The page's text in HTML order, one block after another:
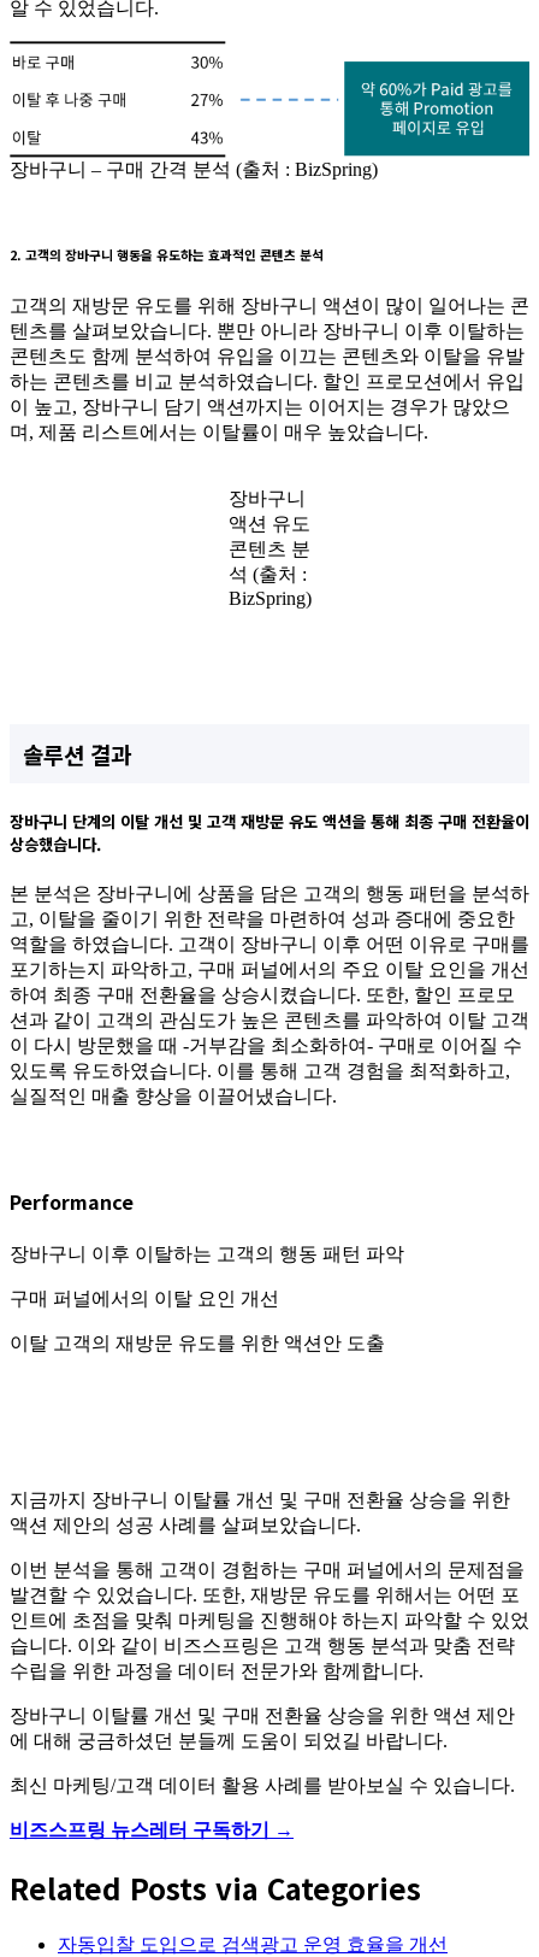
알 수 있었습니다.
장바구니 – 구매 간격 분석 (출처 : BizSpring)
2. 고객의 장바구니 행동을 유도하는 효과적인 콘텐츠 분석
고객의 재방문 유도를 위해 장바구니 액션이 많이 일어나는 콘
텐츠를 살펴보았습니다. 뿐만 아니라 장바구니 이후 이탈하는
콘텐츠도 함께 분석하여 유입을 이끄는 콘텐츠와 이탈을 유발
하는 콘텐츠를 비교 분석하였습니다. 할인 프로모션에서 유입
이 높고, 장바구니 담기 액션까지는 이어지는 경우가 많았으
며, 제품 리스트에서는 이탈률이 매우 높았습니다.
장바구니
액션 유도
콘텐츠 분
석 (출처 :
BizSpring)
솔루션 결과
장바구니 단계의 이탈 개선 및 고객 재방문 유도 액션을 통해 최종 구매 전환율이
상승했습니다.
본 분석은 장바구니에 상품을 담은 고객의 행동 패턴을 분석하
고, 이탈을 줄이기 위한 전략을 마련하여 성과 증대에 중요한
역할을 하였습니다. 고객이 장바구니 이후 어떤 이유로 구매를
포기하는지 파악하고, 구매 퍼널에서의 주요 이탈 요인을 개선
하여 최종 구매 전환율을 상승시켰습니다. 또한, 할인 프로모
션과 같이 고객의 관심도가 높은 콘텐츠를 파악하여 이탈 고객
이 다시 방문했을 때 -거부감을 최소화하여- 구매로 이어질 수
있도록 유도하였습니다. 이를 통해 고객 경험을 최적화하고,
실질적인 매출 향상을 이끌어냈습니다.
Performance
장바구니 이후 이탈하는 고객의 행동 패턴 파악
구매 퍼널에서의 이탈 요인 개선
이탈 고객의 재방문 유도를 위한 액션안 도출
지금까지 장바구니 이탈률 개선 및 구매 전환율 상승을 위한
액션 제안의 성공 사례를 살펴보았습니다.
이번 분석을 통해 고객이 경험하는 구매 퍼널에서의 문제점을
발견할 수 있었습니다. 또한, 재방문 유도를 위해서는 어떤 포
인트에 초점을 맞춰 마케팅을 진행해야 하는지 파악할 수 있었
습니다. 이와 같이 비즈스프링은 고객 행동 분석과 맞춤 전략
수립을 위한 과정을 데이터 전문가와 함께합니다.
장바구니 이탈률 개선 및 구매 전환율 상승을 위한 액션 제안
에 대해 궁금하셨던 분들께 도움이 되었길 바랍니다.
최신 마케팅/고객 데이터 활용 사례를 받아보실 수 있습니다.
비즈스프링 뉴스레터 구독하기 →
Related Posts via Categories
자동입찰 도입으로 검색광고 운영 효율을 개선